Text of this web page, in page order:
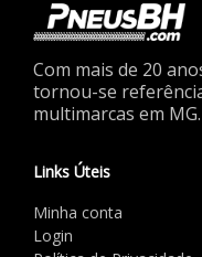
Com mais de 20
tornou-se
multimarcas em MG.
Links Úteis
Minha conta
Login